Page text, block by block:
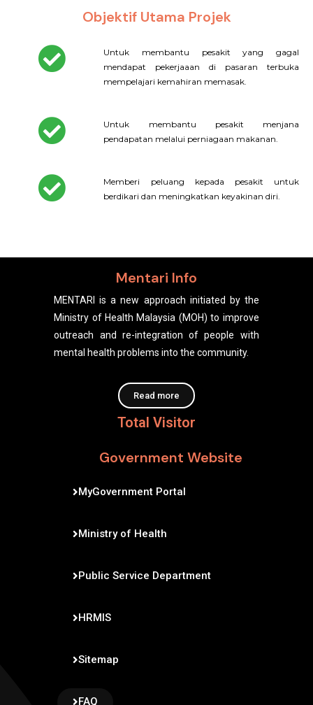
Objektif Utama Projek
Untuk membantu pesakit yang gagal
mendapat pekerjaaan di pasaran terbuka
mempelajari kemahiran memasak.
Untuk membantu pesakit menjana
pendapatan melalui perniagaan makanan.
Memberi peluang kepada pesakit untuk
berdikari dan meningkatkan keyakinan diri.
Mentari Info
MENTARI is a new approach initiated by the
Ministry of Health Malaysia (MOH) to improve
outreach and re-integration of people with
mental health problems into the community.
Read more
Total Visitor
Government Website
MyGovernment Portal
Ministry of Health
Public Service Department
HRMIS
Sitemap
FAQ